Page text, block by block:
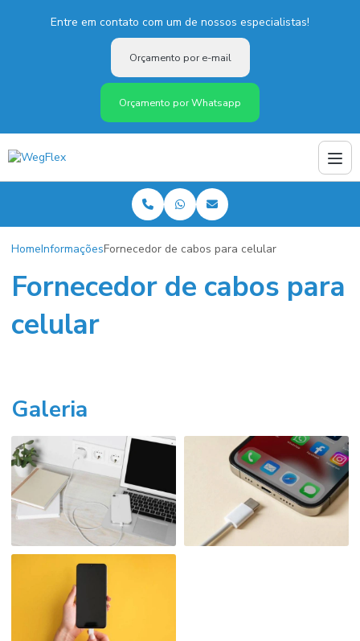
Entre em contato com um de nossos especialistas!
Orçamento por e-mail
Orçamento por Whatsapp
HomeInformaçõesFornecedor de cabos para celular
Fornecedor de cabos para
celular
Galeria